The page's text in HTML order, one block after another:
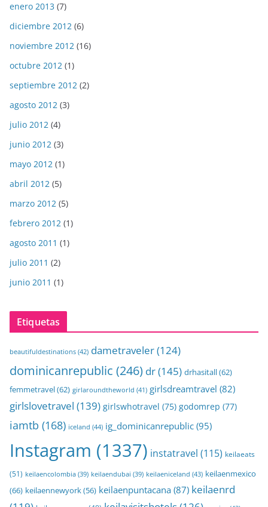
enero 2013 (7)
diciembre 2012 (6)
noviembre 2012 (16)
octubre 2012 (1)
septiembre 2012 (2)
agosto 2012 (3)
julio 2012 (4)
junio 2012 (3)
mayo 2012 (1)
abril 2012 (5)
marzo 2012 (5)
febrero 2012 (1)
agosto 2011 (1)
julio 2011 (2)
junio 2011 (1)
Etiquetas
beautifuldestinations (42) dametraveler(124)
dominicanrepublic (246) dr(145) drhasitall(62)
femmetravel(62) girlaroundtheworld (41) girlsdreamtravel (82)
girlslovetravel (139) girlswhotravel (75) godomrep (77)
iamtb (168) iceland (44) ig_dominicanrepublic (95)
Instagram (1337) instatravel (115) keilaeats
(51) keilaencolombia (39) keilaendubai (39) keilaeniceland (43) keilaenmexico
(66) keilaennewyork(56) keilaenpuntacana (87) keilaenrd